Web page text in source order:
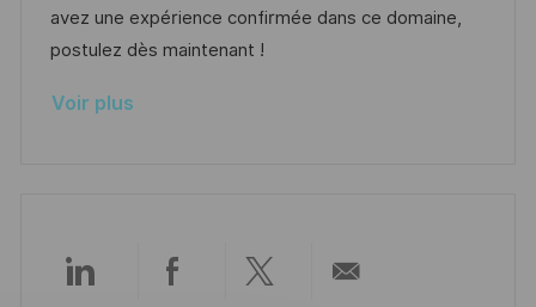
t
i
n
f
c
e
u
i
avez une expérience confirmée dans ce domaine,
postulez dès maintenant !
Voir plus
PartagerPartagerPartager